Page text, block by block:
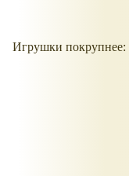
Игрушки покрупнее: